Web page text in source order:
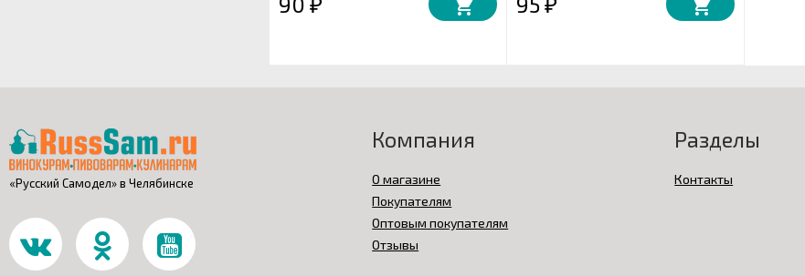
₽ ₽
«Русский Самодел» в Челябинске
Компания
О магазине
Покупателям
Оптовым покупателям
Отзывы
Разделы
Контакты